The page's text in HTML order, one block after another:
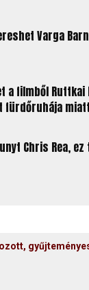
Varga
a filmből Ruttkai
fürdőruhája miatt
Chris Rea,